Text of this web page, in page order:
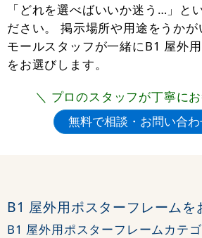
「どれを選べばいいか迷う…」と
ださい。 掲示場所や用途をうか
モールスタッフが一緒にB1 屋外
をお選びします。
＼ プロのスタッフが丁寧に
B1 屋外用ポスターフレームを
B1 屋外用ポスターフレームカテ